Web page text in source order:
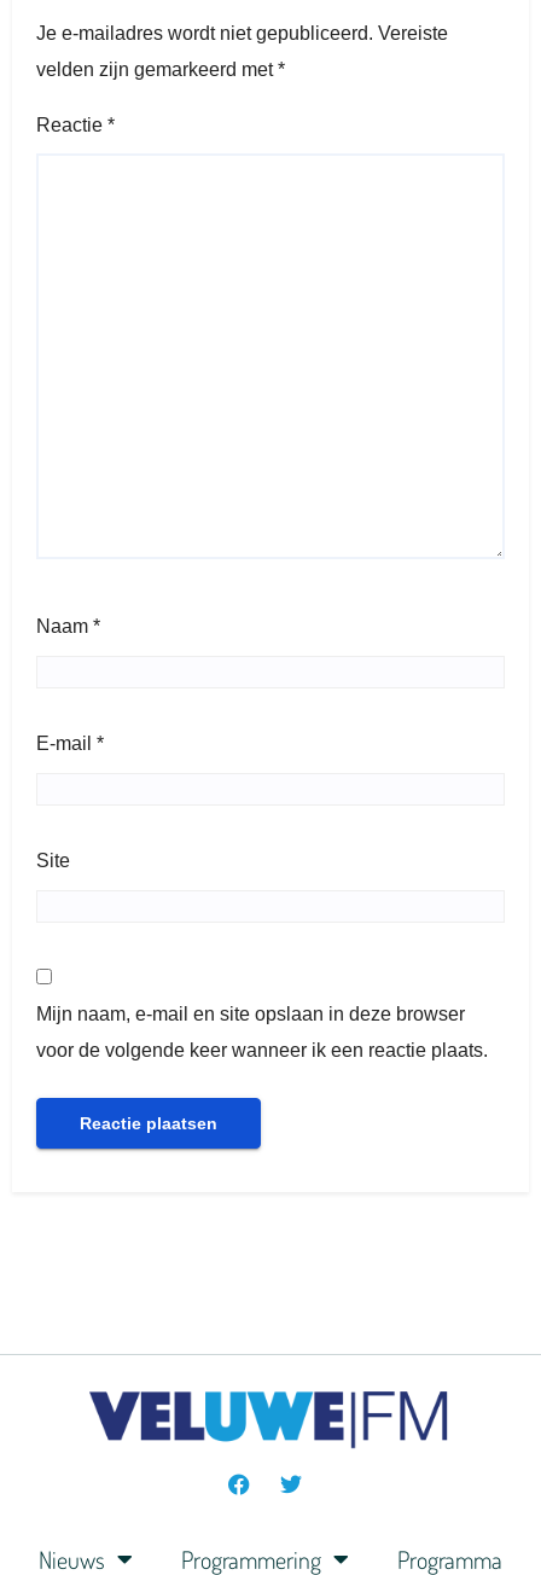
Je e-mailadres wordt niet gepubliceerd. Vereiste
velden zijn gemarkeerd met*
Reactie *
Naam *
E-mail *
Site
Mijn naam, e-mail en site opslaan in deze browser
voor de volgende keer wanneer ik een reactie plaats.
Nieuws Programmering Programma